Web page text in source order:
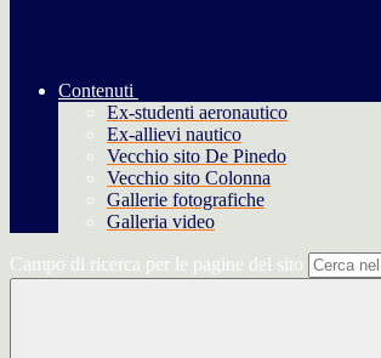
Contenuti
Ex-studenti aeronautico
Ex-allievi nautico
Vecchio sito De Pinedo
Vecchio sito Colonna
Gallerie fotografiche
Galleria video
Campo di ricerca per le pagine del sito